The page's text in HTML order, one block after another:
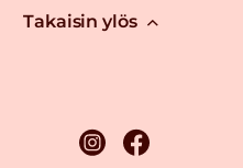
Takaisin ylös